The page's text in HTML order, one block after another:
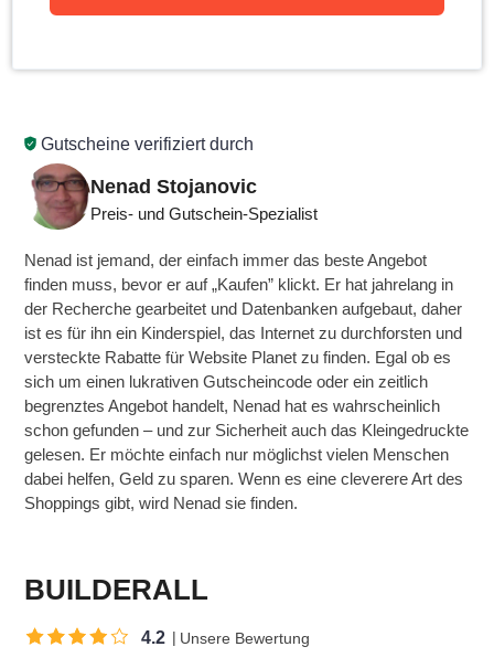
Gutscheine verifiziert durch
Nenad Stojanovic
Preis- und Gutschein-Spezialist
Nenad ist jemand, der einfach immer das beste Angebot
finden muss, bevor er auf „Kaufen” klickt. Er hat jahrelang in
der Recherche gearbeitet und Datenbanken aufgebaut, daher
ist es für ihn ein Kinderspiel, das Internet zu durchforsten und
versteckte Rabatte für Website Planet zu finden. Egal ob es
sich um einen lukrativen Gutscheincode oder ein zeitlich
begrenztes Angebot handelt, Nenad hat es wahrscheinlich
schon gefunden – und zur Sicherheit auch das Kleingedruckte
gelesen. Er möchte einfach nur möglichst vielen Menschen
dabei helfen, Geld zu sparen. Wenn es eine cleverere Art des
Shoppings gibt, wird Nenad sie finden.
BUILDERALL
4.2 Unsere Bewertung